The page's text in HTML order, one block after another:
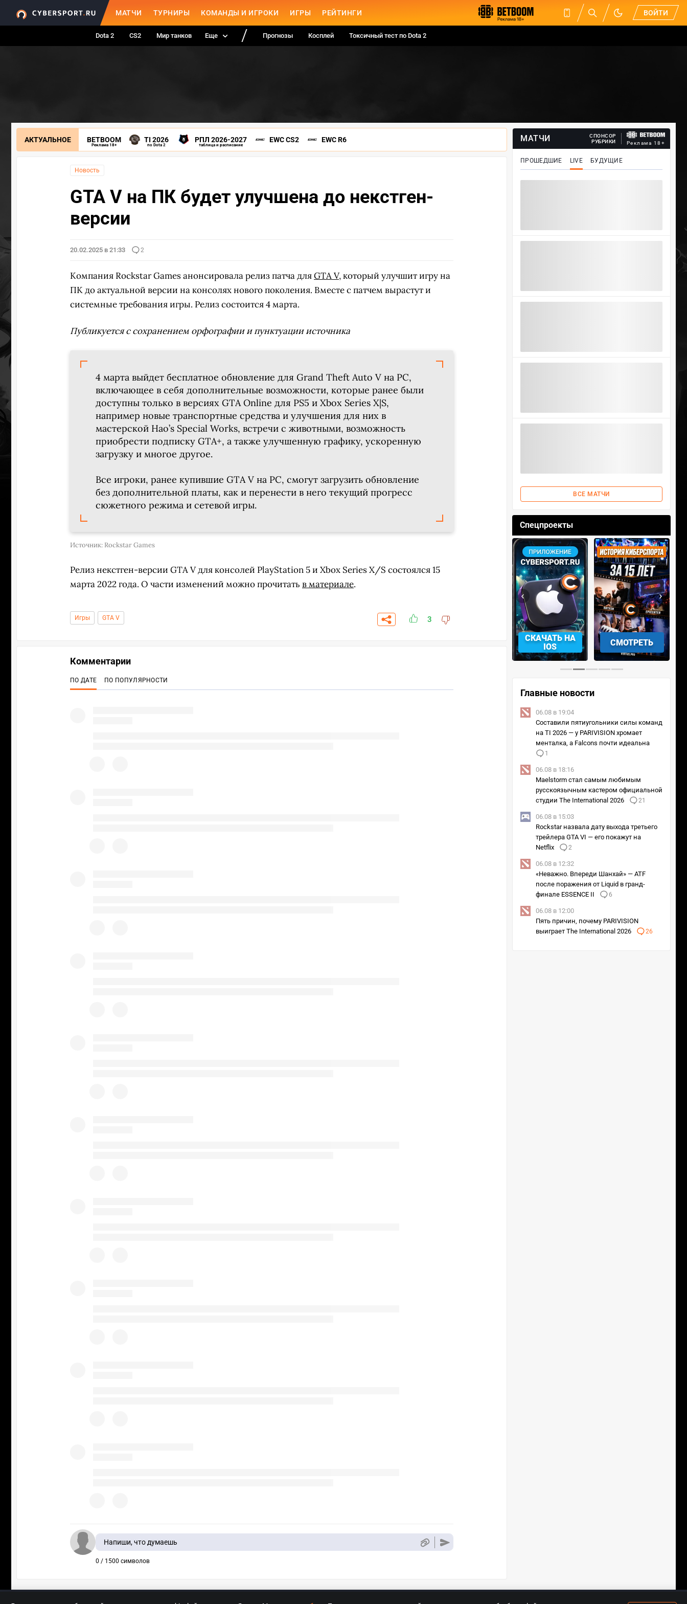
МАТЧИ ТУРНИРЫ КОМАНДЫ И ИГРОКИ ИГРЫ РЕЙТИНГИ ВОЙТИ
Dota 2 CS2 Мир танков Еще Прогнозы Косплей Токсичный тест по Dota 2
АКТУАЛЬНОЕ BETBOOM
Реклама 18+
TI 2026
по Dota 2
РПЛ 2026-2027
таблица и расписание
EWC CS2 EWC R6
Новость
GTA V на ПК будет улучшена до некстген-
версии
20.02.2025 в 21:33 2
Компания Rockstar Games анонсировала релиз патча дляGTA V, который улучшит игру на
ПК до актуальной версии на консолях нового поколения. Вместе с патчем вырастут и
системные требования игры. Релиз состоится 4 марта.
Публикуется с сохранением орфографии и пунктуации источника
4 марта выйдет бесплатное обновление для Grand Theft Auto V на PC,
включающее в себя дополнительные возможности, которые ранее были
доступны только в версиях GTA Online для PS5 и Xbox Series X|S,
например новые транспортные средства и улучшения для них в
мастерской Hao’s Special Works, встречи с животными, возможность
приобрести подписку GTA+, а также улучшенную графику, ускоренную
загрузку и многое другое.
Все игроки, ранее купившие GTA V на PC, смогут загрузить обновление
без дополнительной платы, как и перенести в него текущий прогресс
сюжетного режима и сетевой игры.
Источник: Rockstar Games
Релиз некстген-версии GTA V для консолей PlayStation 5 и Xbox Series X/S состоялся 15
марта 2022 года. О части изменений можно прочитать в материале.
Игры GTA V 3
МАТЧИ
СПОНСОР
РУБРИКИ
Реклама 18+
ПРОШЕДШИЕ LIVE БУДУЩИЕ
ВСЕ МАТЧИ
Спецпроекты
СМОТРЕТЬ УЧАСТВОВАТЬ
‹ ›
Главные новости
06.08 в 19:04
Составили пятиугольники силы команд
на TI 2026 — у PARIVISION хромает
менталка, а Falcons почти идеальна
1
06.08 в 18:16
Maelstorm стал самым любимым
русскоязычным кастером официальной
студии The International 2026
21
06.08 в 15:03
Rockstar назвала дату выхода третьего
трейлера GTA VI — его покажут на
Netflix
2
06.08 в 12:32
«Неважно. Впереди Шанхай» — ATF
после поражения от Liquid в гранд-
финале ESSENCE II
6
06.08 в 12:00
Пять причин, почему PARIVISION
выиграет The International 2026
26
Комментарии
ПО ДАТЕ ПО ПОПУЛЯРНОСТИ
Напиши, что думаешь
0 / 1500 символов